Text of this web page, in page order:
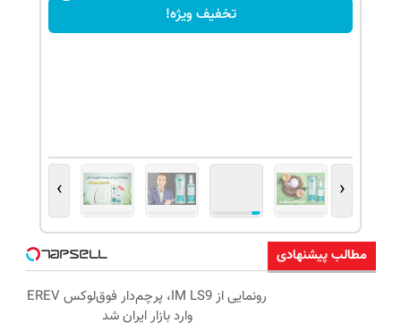
تخفیف ویژه!
‹
›
مطالب پیشنهادی
رونمایی از IM LS9، پرچم‌دار فوق‌لوکس EREV
وارد بازار ایران شد